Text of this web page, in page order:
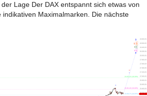
Lage Der DAX entspannt sich etwas von
Maximalmarken. Die nächste